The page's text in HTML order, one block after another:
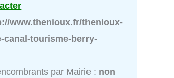
www.thenioux.fr/thenioux-
canal-tourisme-berry-
par Mairie : non